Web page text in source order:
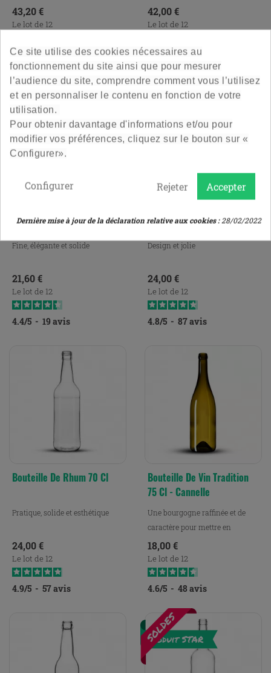
Prix
43,20 €
Le lot de 12
4.8 /5- 42avis
et/ou cocktails et...
Prix
42,00 €
Le lot de 12
5/5-2avis
Fine, élégante et solide
Prix
21,60 €
Le lot de 12
4.4/5 - 19 avis
Distillateur 70 Cl
Design et jolie
Prix
24,00 €
Le lot de 12
4.8/5 - 87avis
Bouteille De Rhum 70 Cl
Pratique, solide et esthétique
Prix
24,00 €
Le lot de 12
4.9/5 - 57avis
Bouteille De Vin Tradition
75 Cl - Cannelle
Une bourgogne raffinée et de
caractère pour mettre en
bouteilles vos vins.
Prix
18,00 €
Le lot de 12
4.6/5 - 48 avis
Ce site utilise des cookies nécessaires au
fonctionnement du site ainsi que pour mesurer
l’audience du site, comprendre comment vous l’utilisez
et en personnaliser le contenu en fonction de votre
utilisation.
Pour obtenir davantage d'informations et/ou pour
modifier vos préférences, cliquez sur le bouton sur «
Configurer».
Accepter
Rejeter
Configurer
Dernière mise à jour de la déclaration relative aux cookies :28/02/2022